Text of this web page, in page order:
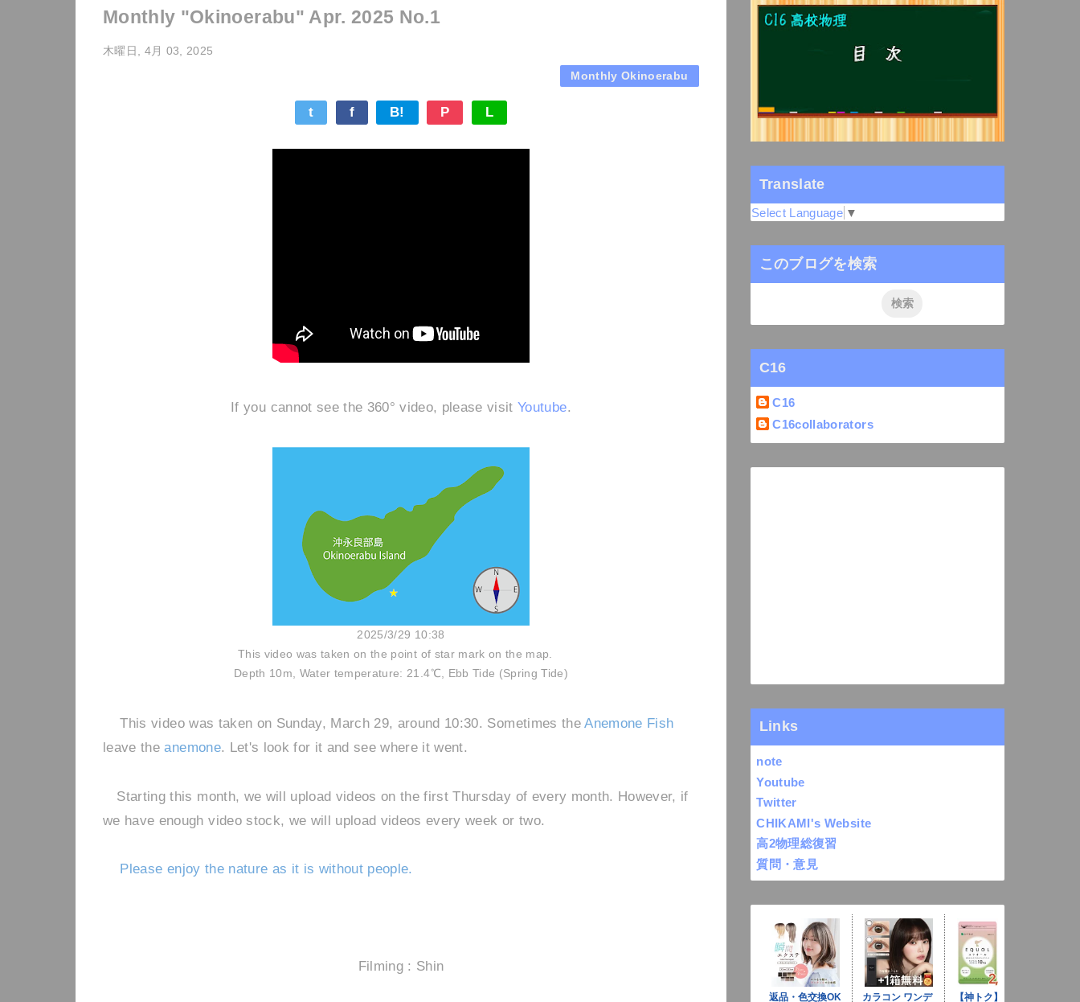
Monthly "Okinoerabu" Apr. 2025 No.1
木曜日, 4月 03, 2025
Monthly Okinoerabu
t f B! P L
If you cannot see the 360° video, please visitYoutube.
2025/3/29 10:38
This video was taken on the point of star mark on the map.
Depth 10m, Water temperature: 21.4℃, Ebb Tide (Spring Tide)
This video was taken on Sunday, March 29, around 10:30. Sometimes theAnemone Fish
leave theanemone. Let's look for it and see where it went.
Starting this month, we will upload videos on the first Thursday of every month. However, if
we have enough video stock, we will upload videos every week or two.
Please enjoy the nature as it is without people.
Filming : Shin
Translate
Select Language ▼
このブログを検索
C16
C16
C16collaborators
Links
note
Youtube
Twitter
CHIKAMI's Website
高2物理総復習
質問・意見